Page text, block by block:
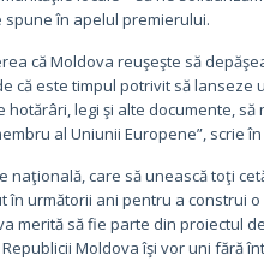
în apelul premierului.
că Moldova reuşeşte să
că este timpul potrivit să lanseze
legi şi alte documente,
al Uniunii Europene”, scrie
naţională, care să unească toţi
următorii ani pentru a construi
merită să fie parte din proiectul
Moldova îşi vor uni fără